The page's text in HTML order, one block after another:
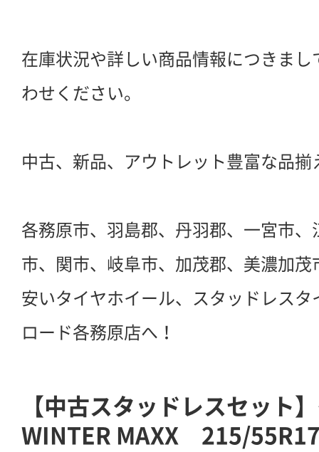
在庫状況や詳しい商品情報につきま
わせください。
中古、新品、アウトレット豊富な品揃
各務原市、羽島郡、丹羽郡、一宮市
市、関市、岐阜市、加茂郡、美濃加茂
安いタイヤホイール、スタッドレス
ロード各務原店へ！
【中古スタッドレスセット
WINTER MAXX 215/